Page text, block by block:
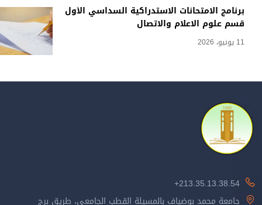
برنامج الامتحانات الاستدراكية السداسي الأول
قسم علوم الاعلام والاتصال
11 يونيو، 2026
213.35.13.38.54+
جامعة محمد بوضياف بالمسيلة القطب الجامعي، طريق برج